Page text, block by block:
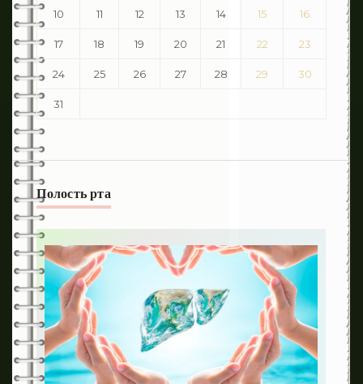
10 11 12 13 14 15 16
17 18 19 20 21 22 23
24 25 26 27 28 29 30
31
Полость рта